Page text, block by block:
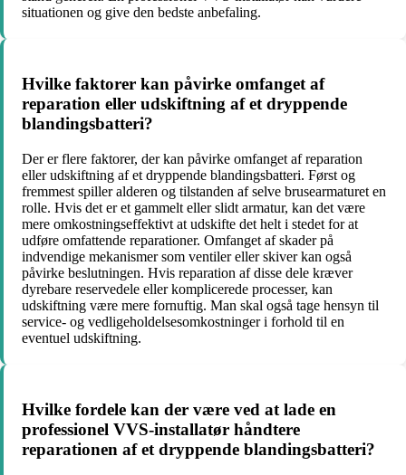
situationen og give den bedste anbefaling.
Hvilke faktorer kan påvirke omfanget af
reparation eller udskiftning af et dryppende
blandingsbatteri?
Der er flere faktorer, der kan påvirke omfanget af reparation
eller udskiftning af et dryppende blandingsbatteri. Først og
fremmest spiller alderen og tilstanden af selve brusearmaturet en
rolle. Hvis det er et gammelt eller slidt armatur, kan det være
mere omkostningseffektivt at udskifte det helt i stedet for at
udføre omfattende reparationer. Omfanget af skader på
indvendige mekanismer som ventiler eller skiver kan også
påvirke beslutningen. Hvis reparation af disse dele kræver
dyrebare reservedele eller komplicerede processer, kan
udskiftning være mere fornuftig. Man skal også tage hensyn til
service- og vedligeholdelsesomkostninger i forhold til en
eventuel udskiftning.
Hvilke fordele kan der være ved at lade en
professionel VVS-installatør håndtere
reparationen af et dryppende blandingsbatteri?